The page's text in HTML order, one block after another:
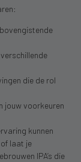
verschillende
die de rol
jouw voorkeuren
kunnen
laat je
IPA’s die